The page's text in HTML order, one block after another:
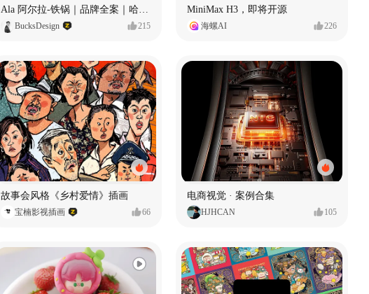
BucksDesign 215
MiniMax H3，即将开源
海螺AI 226
故事会风格《乡村爱情》插画
宝楠影视插画 66
电商视觉 · 案例合集
HJHCAN 105